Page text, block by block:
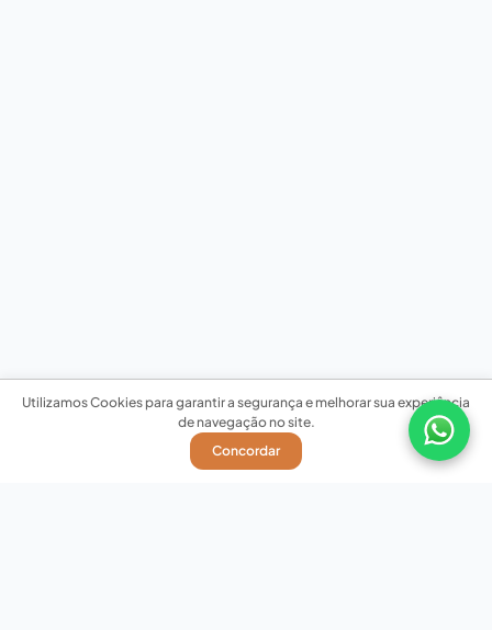
Utilizamos Cookies para garantir a segurança e melhorar sua experiência
de navegação no site.
Concordar